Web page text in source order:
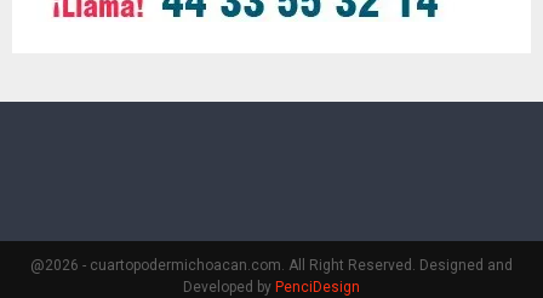
@2026 - cuartopodermichoacan.com. All Right Reserved. Designed and
Developed by PenciDesign